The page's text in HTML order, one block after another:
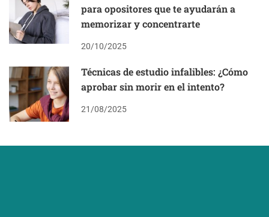
para opositores que te ayudarán a
memorizar y concentrarte
20/10/2025
Técnicas de estudio infalibles: ¿Cómo
aprobar sin morir en el intento?
21/08/2025